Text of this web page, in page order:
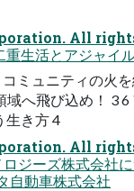
All
生活とアジャイ
コミュニティの火を
域へ飛び込め！ 3
生き方 4
All
ジーズ株式会社
自動車株式会社